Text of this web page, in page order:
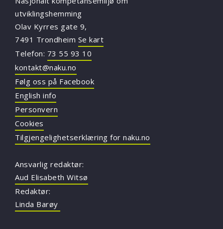
utviklingshemming
Olav Kyrres gate 9,
7491 Trondheim Se kart
Telefon: 73 55 93 10
kontakt@naku.no
Følg oss på Facebook
English info
Personvern
Cookies
Tilgjengelighetserklæring for naku.no
Ansvarlig redaktør:
Aud Elisabeth Witsø
Redaktør:
Linda Barøy